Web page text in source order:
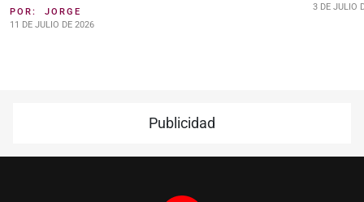
POR: JORGE
11 DE JULIO DE 2026
3 DE JULIO
Publicidad